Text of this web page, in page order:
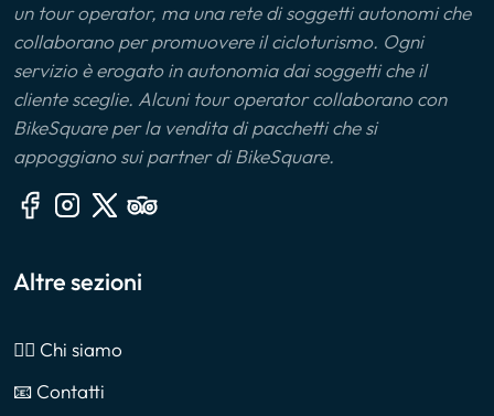
un tour operator, ma una rete di soggetti autonomi che
collaborano per promuovere il cicloturismo. Ogni
servizio è erogato in autonomia dai soggetti che il
cliente sceglie. Alcuni tour operator collaborano con
BikeSquare per la vendita di pacchetti che si
appoggiano sui partner di BikeSquare.
Altre sezioni
🙎‍♂️ Chi siamo
📧 Contatti